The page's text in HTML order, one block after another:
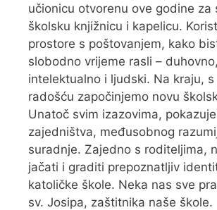
učionicu otvorenu ove godine za
školsku knjižnicu i kapelicu.
prostore s poštovanjem, kako
slobodno vrijeme rasli – duhovno,
intelektualno i ljudski. Na kraju, s
radošću započinjemo novu
Unatoč svim izazovima,
zajedništva, međusobnog
suradnje. Zajedno s roditeljima,
jačati i graditi prepoznatljiv
katoličke škole. Neka nas sve
sv. Josipa, zaštitnika naše škole.